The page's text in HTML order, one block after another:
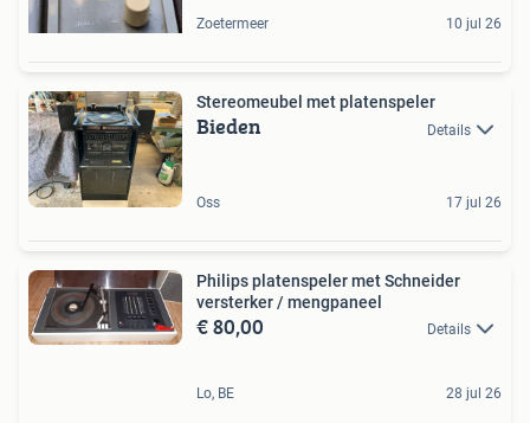
Zoetermeer 10 jul 26
Stereomeubel met platenspeler
Bieden Details
Oss 17 jul 26
Philips platenspeler met Schneider
versterker / mengpaneel
€ 80,00 Details
Lo, BE 28 jul 26